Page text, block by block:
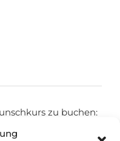
zu buchen:
und drücke den